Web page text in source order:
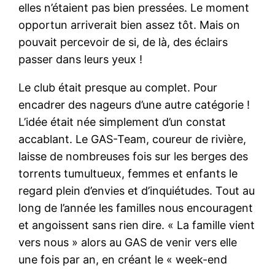
elles n’étaient pas bien pressées. Le moment
opportun arriverait bien assez tôt. Mais on
pouvait percevoir de si, de là, des éclairs
passer dans leurs yeux !
Le club était presque au complet. Pour
encadrer des nageurs d’une autre catégorie !
L’idée était née simplement d’un constat
accablant. Le GAS-Team, coureur de rivière,
laisse de nombreuses fois sur les berges des
torrents tumultueux, femmes et enfants le
regard plein d’envies et d’inquiétudes. Tout au
long de l’année les familles nous encouragent
et angoissent sans rien dire. « La famille vient
vers nous » alors au GAS de venir vers elle
une fois par an, en créant le « week-end